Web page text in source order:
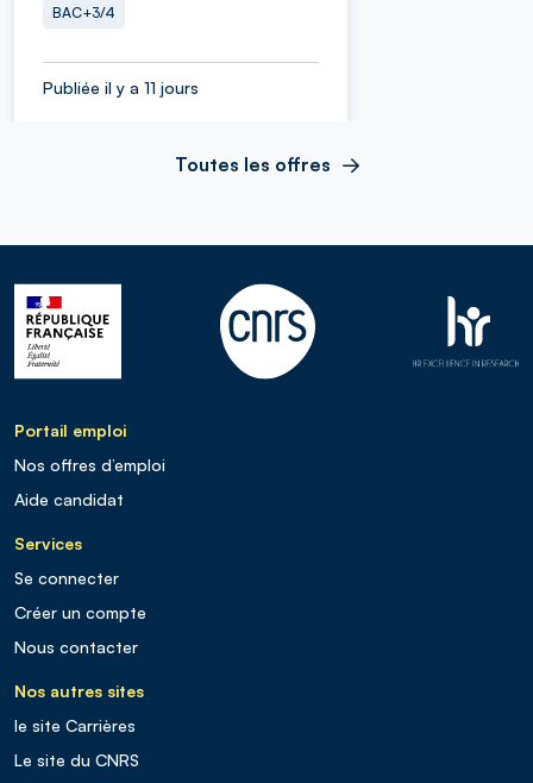
BAC+3/4
Publiée il y a 11 jours
Toutes les offres
Portail emploi
Nos offres d’emploi
Aide candidat
Services
Se connecter
Créer un compte
Nous contacter
Nos autres sites
le site Carrières
Le site du CNRS